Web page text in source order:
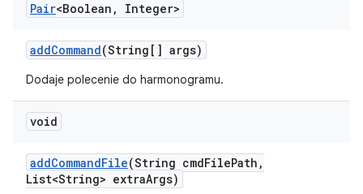
Pair<Boolean , Integer>
addCommand(String[] args)
Dodaje polecenie do harmonogramu.
void
addCommandFile(String cmdFilePath ,
List<String> extraArgs)